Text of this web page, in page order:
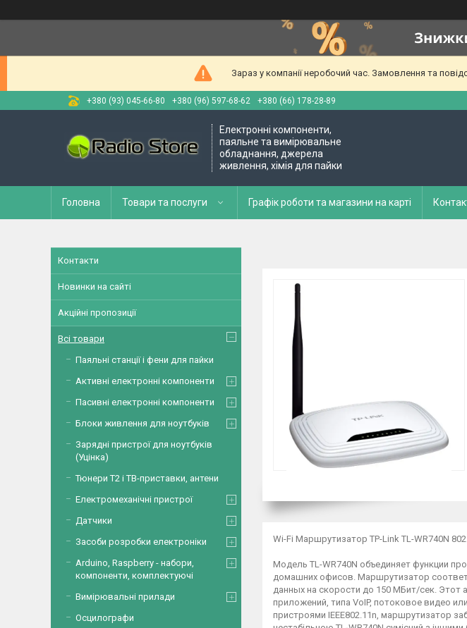
Зараз у компанії неробочий час. Замовлення та
+380 (93) 045-66-80 +380 (96) 597-68-62 +380 (66) 178-28-89
Електронні компоненти,
паяльне та вимірювальне
обладнання, джерела
живлення, хімія для пайки
Головна Товари та послуги Графік роботи та магазини на карті
Wi-Fi Маршрутизатор TP-Link TL-WR740N
Модель TL-WR740N объединяет функции
домашних офисов. Маршрутизатор
данных на скорости до 150 МБит/сек. Этот
приложений, типа VoIP, потоковое видео
пристроями IEEE802.11n, маршрутизатор
Контакти
Новинки на сайті
Акційні пропозиції
Всі товари
Паяльні станції і фени для пайки
Активні електронні компоненти
Пасивні електронні компоненти
Блоки живлення для ноутбуків
Зарядні пристрої для ноутбуків
(Уцінка)
Тюнери Т2 і ТВ-приставки, антени
Електромеханічні пристрої
Датчики
Засоби розробки електроніки
Arduino, Raspberry - набори,
компоненти, комплектуючі
Вимірювальні прилади
Осцилографи